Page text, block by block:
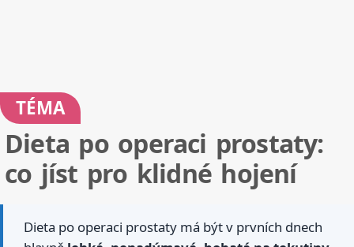
TÉMA
Dieta po operaci prostaty:
co jíst pro klidné hojení
Dieta po operaci prostaty má být v prvních dnech